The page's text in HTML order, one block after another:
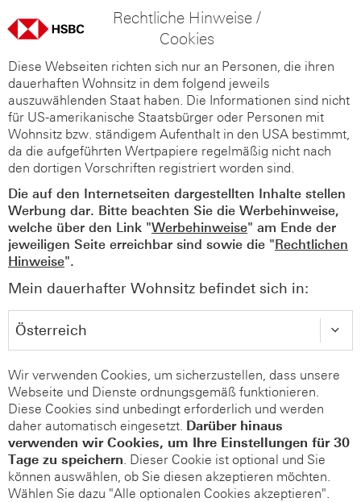
Rechtliche Hinweise /
Cookies
Diese Webseiten richten sich nur an Personen, die ihren
dauerhaften Wohnsitz in dem folgend jeweils
auszuwählenden Staat haben. Die Informationen sind nicht
für US-amerikanische Staatsbürger oder Personen mit
Wohnsitz bzw. ständigem Aufenthalt in den USA bestimmt,
da die aufgeführten Wertpapiere regelmäßig nicht nach
den dortigen Vorschriften registriert worden sind.
Die auf den Internetseiten dargestellten Inhalte stellen
Werbung dar. Bitte beachten Sie die Werbehinweise,
welche über den Link "Werbehinweise" am Ende der
jeweiligen Seite erreichbar sind sowie die "Rechtlichen
Hinweise".
Mein dauerhafter Wohnsitz befindet sich in:
Wir verwenden Cookies, um sicherzustellen, dass unsere
Webseite und Dienste ordnungsgemäß funktionieren.
Diese Cookies sind unbedingt erforderlich und werden
daher automatisch eingesetzt. Darüber hinaus
verwenden wir Cookies, um Ihre Einstellungen für 30
Tage zu speichern. Dieser Cookie ist optional und Sie
können auswählen, ob Sie diesen akzeptieren möchten.
Wählen Sie dazu "Alle optionalen Cookies akzeptieren".